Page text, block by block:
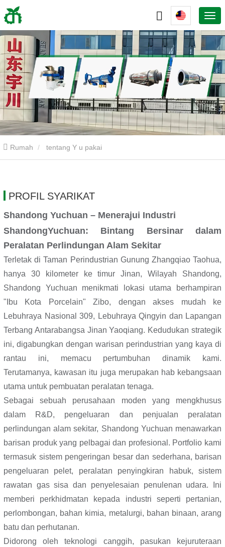
Rumah tentang Y u pakai
PROFIL SYARIKAT
Shandong Yuchuan – Menerajui Industri
ShandongYuchuan: Bintang Bersinar dalam
Peralatan Perlindungan Alam Sekitar
Terletak di Taman Perindustrian Gunung Zhangqiao Taohua,
hanya 30 kilometer ke timur Jinan, Wilayah Shandong,
Shandong Yuchuan menikmati lokasi utama berhampiran
"Ibu Kota Porcelain" Zibo, dengan akses mudah ke
Lebuhraya Nasional 309, Lebuhraya Qingyin dan Lapangan
Terbang Antarabangsa Jinan Yaoqiang. Kedudukan strategik
ini, digabungkan dengan warisan perindustrian yang kaya di
rantau ini, memacu pertumbuhan dinamik kami.
Terutamanya, kawasan itu juga merupakan hab kebangsaan
utama untuk pembuatan peralatan tenaga.
Sebagai sebuah perusahaan moden yang mengkhusus
dalam R&D, pengeluaran dan penjualan peralatan
perlindungan alam sekitar, Shandong Yuchuan menawarkan
barisan produk yang pelbagai dan profesional. Portfolio kami
termasuk sistem pengeringan besar dan sederhana, barisan
pengeluaran pelet, peralatan penyingkiran habuk, sistem
rawatan gas sisa dan penyelesaian penulenan udara. Ini
memberi perkhidmatan kepada industri seperti pertanian,
perlombongan, bahan kimia, metalurgi, bahan binaan, arang
batu dan perhutanan.
Didorong oleh teknologi canggih, pasukan kejuruteraan